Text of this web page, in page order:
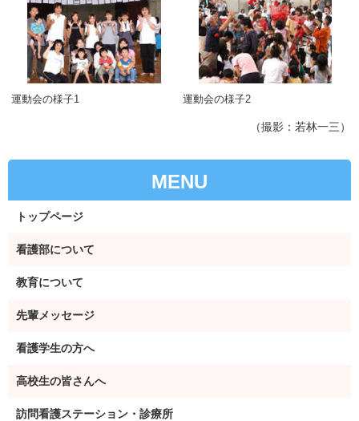
運動会の様子1 運動会の様子2
（撮影：若林一三）
MENU
トップページ
看護部について
教育について
先輩メッセージ
看護学生の方へ
高校生の皆さんへ
訪問看護ステーション・診療所